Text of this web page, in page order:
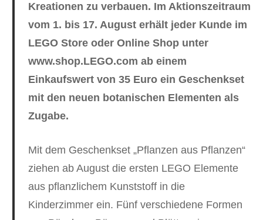
Kreationen zu verbauen. Im Aktionszeitraum
vom 1. bis 17. August erhält jeder Kunde im
LEGO Store oder Online Shop unter
www.shop.LEGO.com ab einem
Einkaufswert von 35 Euro ein Geschenkset
mit den neuen botanischen Elementen als
Zugabe.
Mit dem Geschenkset „Pflanzen aus Pflanzen“
ziehen ab August die ersten LEGO Elemente
aus pflanzlichem Kunststoff in die
Kinderzimmer ein. Fünf verschiedene Formen